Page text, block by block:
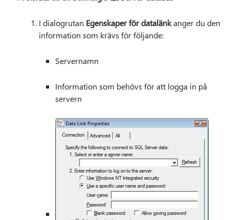
I dialogrutan Egenskaper för datalänkanger du den
information som krävs för följande:
Servernamn
Information som behövs för att logga in på
servern